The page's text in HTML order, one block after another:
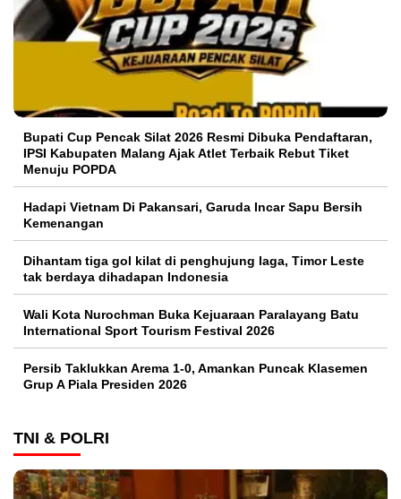
Bupati Cup Pencak Silat 2026 Resmi Dibuka Pendaftaran,
IPSI Kabupaten Malang Ajak Atlet Terbaik Rebut Tiket
Menuju POPDA
Hadapi Vietnam Di Pakansari, Garuda Incar Sapu Bersih
Kemenangan
Dihantam tiga gol kilat di penghujung laga, Timor Leste
tak berdaya dihadapan Indonesia
Wali Kota Nurochman Buka Kejuaraan Paralayang Batu
International Sport Tourism Festival 2026
Persib Taklukkan Arema 1-0, Amankan Puncak Klasemen
Grup A Piala Presiden 2026
TNI & POLRI